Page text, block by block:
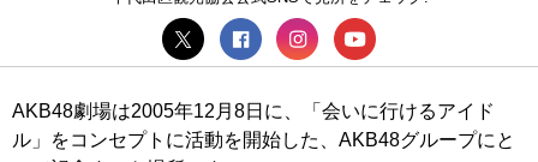
AKB48劇場は2005年12月8日に、「会いに行けるアイド
ル」をコンセプトに活動を開始した、AKB48グループにと